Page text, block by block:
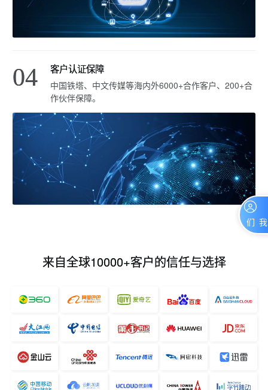
04 客户认证保障
中国铁塔、中文传媒等海内外6000+合作客户、200+合
作伙伴保障。
来自全球10000+客户的信任与选择
联系我们